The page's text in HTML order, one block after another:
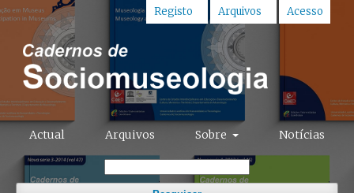
Actual Arquivos Sobre Notícias
Registo Arquivos Acesso